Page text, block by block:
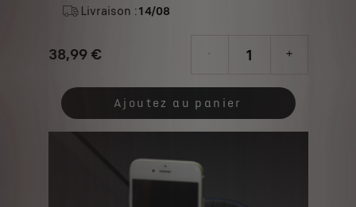
&QUOT;TETRAX&QUOT;
Livraison :14/08
38,99 €
Price
38,99
- +
Quantity
updated
Ajoutez au panier